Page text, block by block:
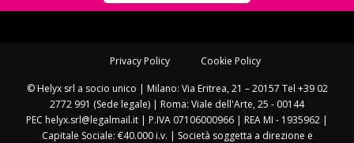
Privacy Policy Cookie Policy
© Helyx srl a socio unico | Milano: Via Eritrea, 21 – 20157 Tel +39 02
2772 991 (Sede legale) | Roma: Viale dell'Arte, 25 - 00144
PEC helyx.srl@legalmail.it | P.IVA 07106000966 | REA MI - 1935962 |
Capitale Sociale: €40.000 i.v. | Società soggetta a direzione e